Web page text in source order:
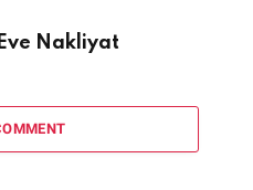
Nakliyat